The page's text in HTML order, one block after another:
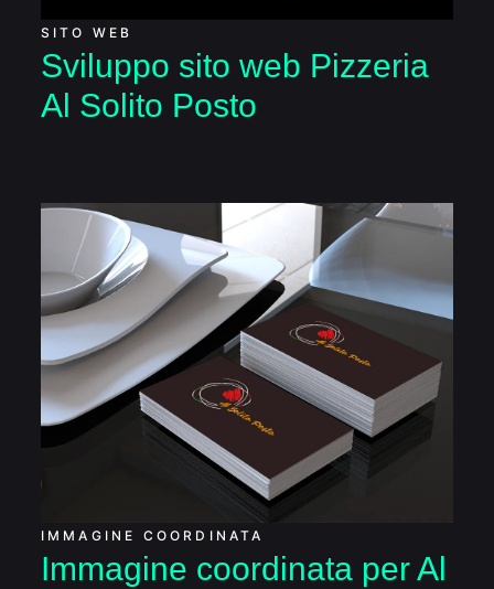
SITO WEB
Sviluppo sito web Pizzeria
Al Solito Posto
Immagine coordinata
per Al Solito Posto
IMMAGINE COORDINATA
Immagine coordinata per Al